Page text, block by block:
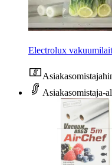
Electrolux
Asiakasomistaja-